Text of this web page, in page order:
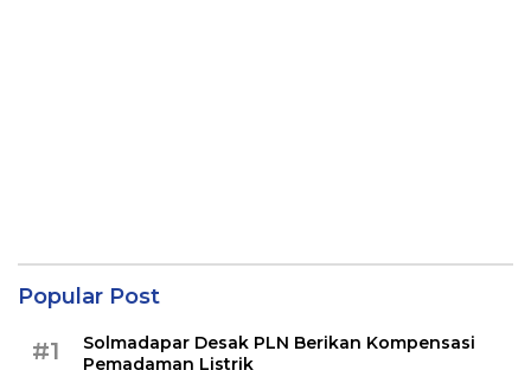
Popular Post
#1
Solmadapar Desak PLN Berikan Kompensasi
Pemadaman Listrik